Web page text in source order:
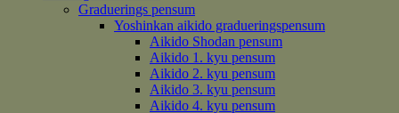
Graduerings pensum
Yoshinkan aikido gradueringspensum
Aikido Shodan pensum
Aikido 1. kyu pensum
Aikido 2. kyu pensum
Aikido 3. kyu pensum
Aikido 4. kyu pensum